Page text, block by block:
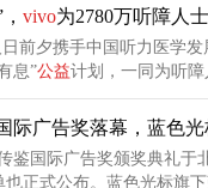
vivo为2780万听障人
前夕携手中国听力医学发
息”公益计划，一同为听
际广告奖落幕，蓝色光
鉴国际广告奖颁奖典礼于
也正式公布。蓝色光标旗